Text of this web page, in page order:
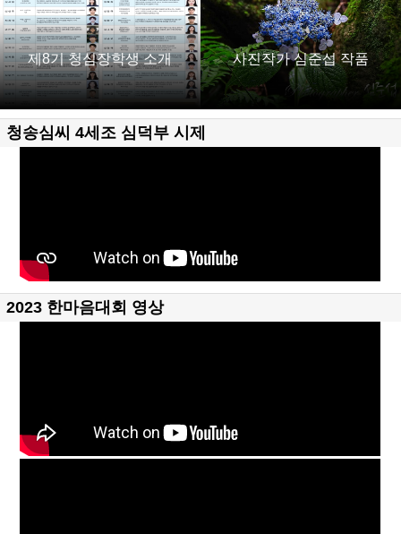
제8기 청심장학생 소개 사진작가 심준섭 작품
청송심씨 4세조 심덕부 시제
2023 한마음대회 영상